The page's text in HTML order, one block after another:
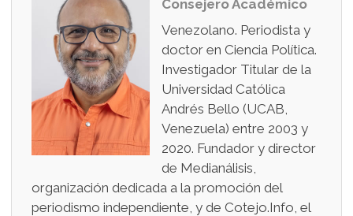
Consejero Académico
Venezolano. Periodista y
doctor en Ciencia Política.
Investigador Titular de la
Universidad Católica
Andrés Bello (UCAB,
Venezuela) entre 2003 y
2020. Fundador y director
de Medianálisis,
organización dedicada a la promoción del
periodismo independiente, y de Cotejo.Info, el